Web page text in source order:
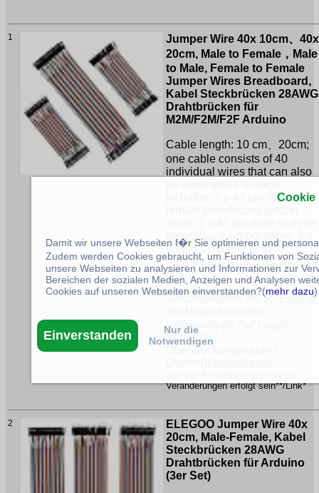
1
Jumper Wire 40x 10cm、40x
20cm, Male to Female，Male
to Male, Female to Female
Jumper Wires Breadboard,
Kabel Steckbrücken 28AWG
Drahtbrücken für
M2M/F2M/F2F Arduino
Cable length: 10 cm、20cm;
one cable consists of 40
individual wires that can also
includes: 2 x 40 pin male to
breadboard jumper wires, 2 x
40 pin female to female
breadboard jum ...(Suche
40x)
Versandkosten: Ab 30 Euro in
Verfügbarkeit: Auf Lager
Kategorie: /
Überbrückungskabel /
Veränderungen erfolgt sein**/Link*
2
ELEGOO Jumper Wire 40x
20cm, Male-Female, Kabel
Steckbrücken 28AWG
Drahtbrücken für Arduino
(3er Set)
Cookie
Damit wir unsere Webseiten f�r Sie optimieren und
Zudem werden Cookies gebraucht, um Funktionen von
unsere Webseiten zu analysieren und Informationen zur
Bereichen der sozialen Medien, Anzeigen und Analysen
Cookies auf unseren Webseiten einverstanden?(mehr dazu)
Einverstanden
Nur die
Notwendigen